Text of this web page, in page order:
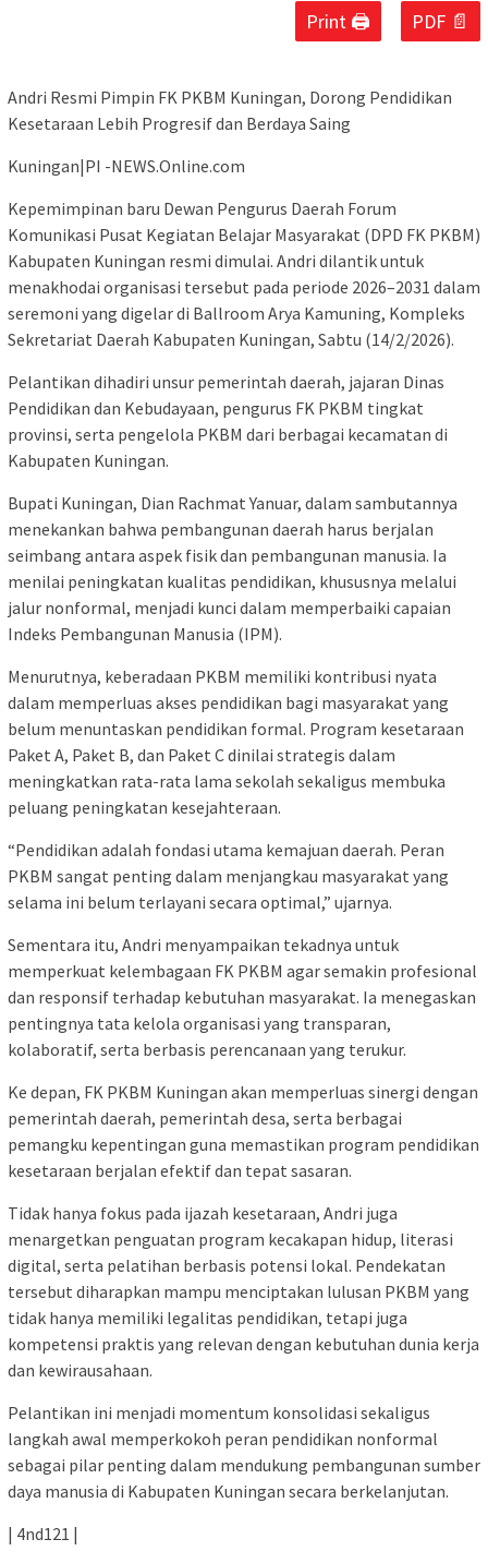
Print 🖨 PDF 📄
Andri Resmi Pimpin FK PKBM Kuningan, Dorong Pendidikan
Kesetaraan Lebih Progresif dan Berdaya Saing
Kuningan|PI -NEWS.Online.com
Kepemimpinan baru Dewan Pengurus Daerah Forum
Komunikasi Pusat Kegiatan Belajar Masyarakat (DPD FK PKBM)
Kabupaten Kuningan resmi dimulai. Andri dilantik untuk
menakhodai organisasi tersebut pada periode 2026–2031 dalam
seremoni yang digelar di Ballroom Arya Kamuning, Kompleks
Sekretariat Daerah Kabupaten Kuningan, Sabtu (14/2/2026).
Pelantikan dihadiri unsur pemerintah daerah, jajaran Dinas
Pendidikan dan Kebudayaan, pengurus FK PKBM tingkat
provinsi, serta pengelola PKBM dari berbagai kecamatan di
Kabupaten Kuningan.
Bupati Kuningan, Dian Rachmat Yanuar, dalam sambutannya
menekankan bahwa pembangunan daerah harus berjalan
seimbang antara aspek fisik dan pembangunan manusia. Ia
menilai peningkatan kualitas pendidikan, khususnya melalui
jalur nonformal, menjadi kunci dalam memperbaiki capaian
Indeks Pembangunan Manusia (IPM).
Menurutnya, keberadaan PKBM memiliki kontribusi nyata
dalam memperluas akses pendidikan bagi masyarakat yang
belum menuntaskan pendidikan formal. Program kesetaraan
Paket A, Paket B, dan Paket C dinilai strategis dalam
meningkatkan rata-rata lama sekolah sekaligus membuka
peluang peningkatan kesejahteraan.
“Pendidikan adalah fondasi utama kemajuan daerah. Peran
PKBM sangat penting dalam menjangkau masyarakat yang
selama ini belum terlayani secara optimal,” ujarnya.
Sementara itu, Andri menyampaikan tekadnya untuk
memperkuat kelembagaan FK PKBM agar semakin profesional
dan responsif terhadap kebutuhan masyarakat. Ia menegaskan
pentingnya tata kelola organisasi yang transparan,
kolaboratif, serta berbasis perencanaan yang terukur.
Ke depan, FK PKBM Kuningan akan memperluas sinergi dengan
pemerintah daerah, pemerintah desa, serta berbagai
pemangku kepentingan guna memastikan program pendidikan
kesetaraan berjalan efektif dan tepat sasaran.
Tidak hanya fokus pada ijazah kesetaraan, Andri juga
menargetkan penguatan program kecakapan hidup, literasi
digital, serta pelatihan berbasis potensi lokal. Pendekatan
tersebut diharapkan mampu menciptakan lulusan PKBM yang
tidak hanya memiliki legalitas pendidikan, tetapi juga
kompetensi praktis yang relevan dengan kebutuhan dunia kerja
dan kewirausahaan.
Pelantikan ini menjadi momentum konsolidasi sekaligus
langkah awal memperkokoh peran pendidikan nonformal
sebagai pilar penting dalam mendukung pembangunan sumber
daya manusia di Kabupaten Kuningan secara berkelanjutan.
| 4nd121 |